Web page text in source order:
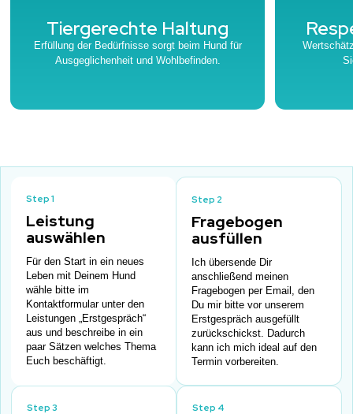
Tiergerechte Haltung
Erfüllung der Bedürfnisse sorgt beim Hund für
Ausgeglichenheit und Wohlbefinden.
Step 1
Leistung
auswählen
Für den Start in ein neues
Leben mit Deinem Hund
wähle bitte im
Kontaktformular unter den
Leistungen „Erstgespräch“
aus und beschreibe in ein
paar Sätzen welches Thema
Euch beschäftigt.
Step 2
Fragebogen
ausfüllen
Ich übersende Dir
anschließend meinen
Fragebogen per Email, den
Du mir bitte vor unserem
Erstgespräch ausgefüllt
zurückschickst. Dadurch
kann ich mich ideal auf den
Termin vorbereiten.
Step 3 Step 4